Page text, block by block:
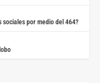
por medio del 464?